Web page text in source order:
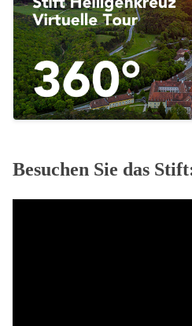
Besuchen Sie das